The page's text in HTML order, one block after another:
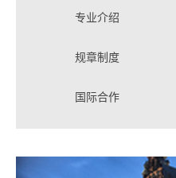
专业介绍
规章制度
国际合作